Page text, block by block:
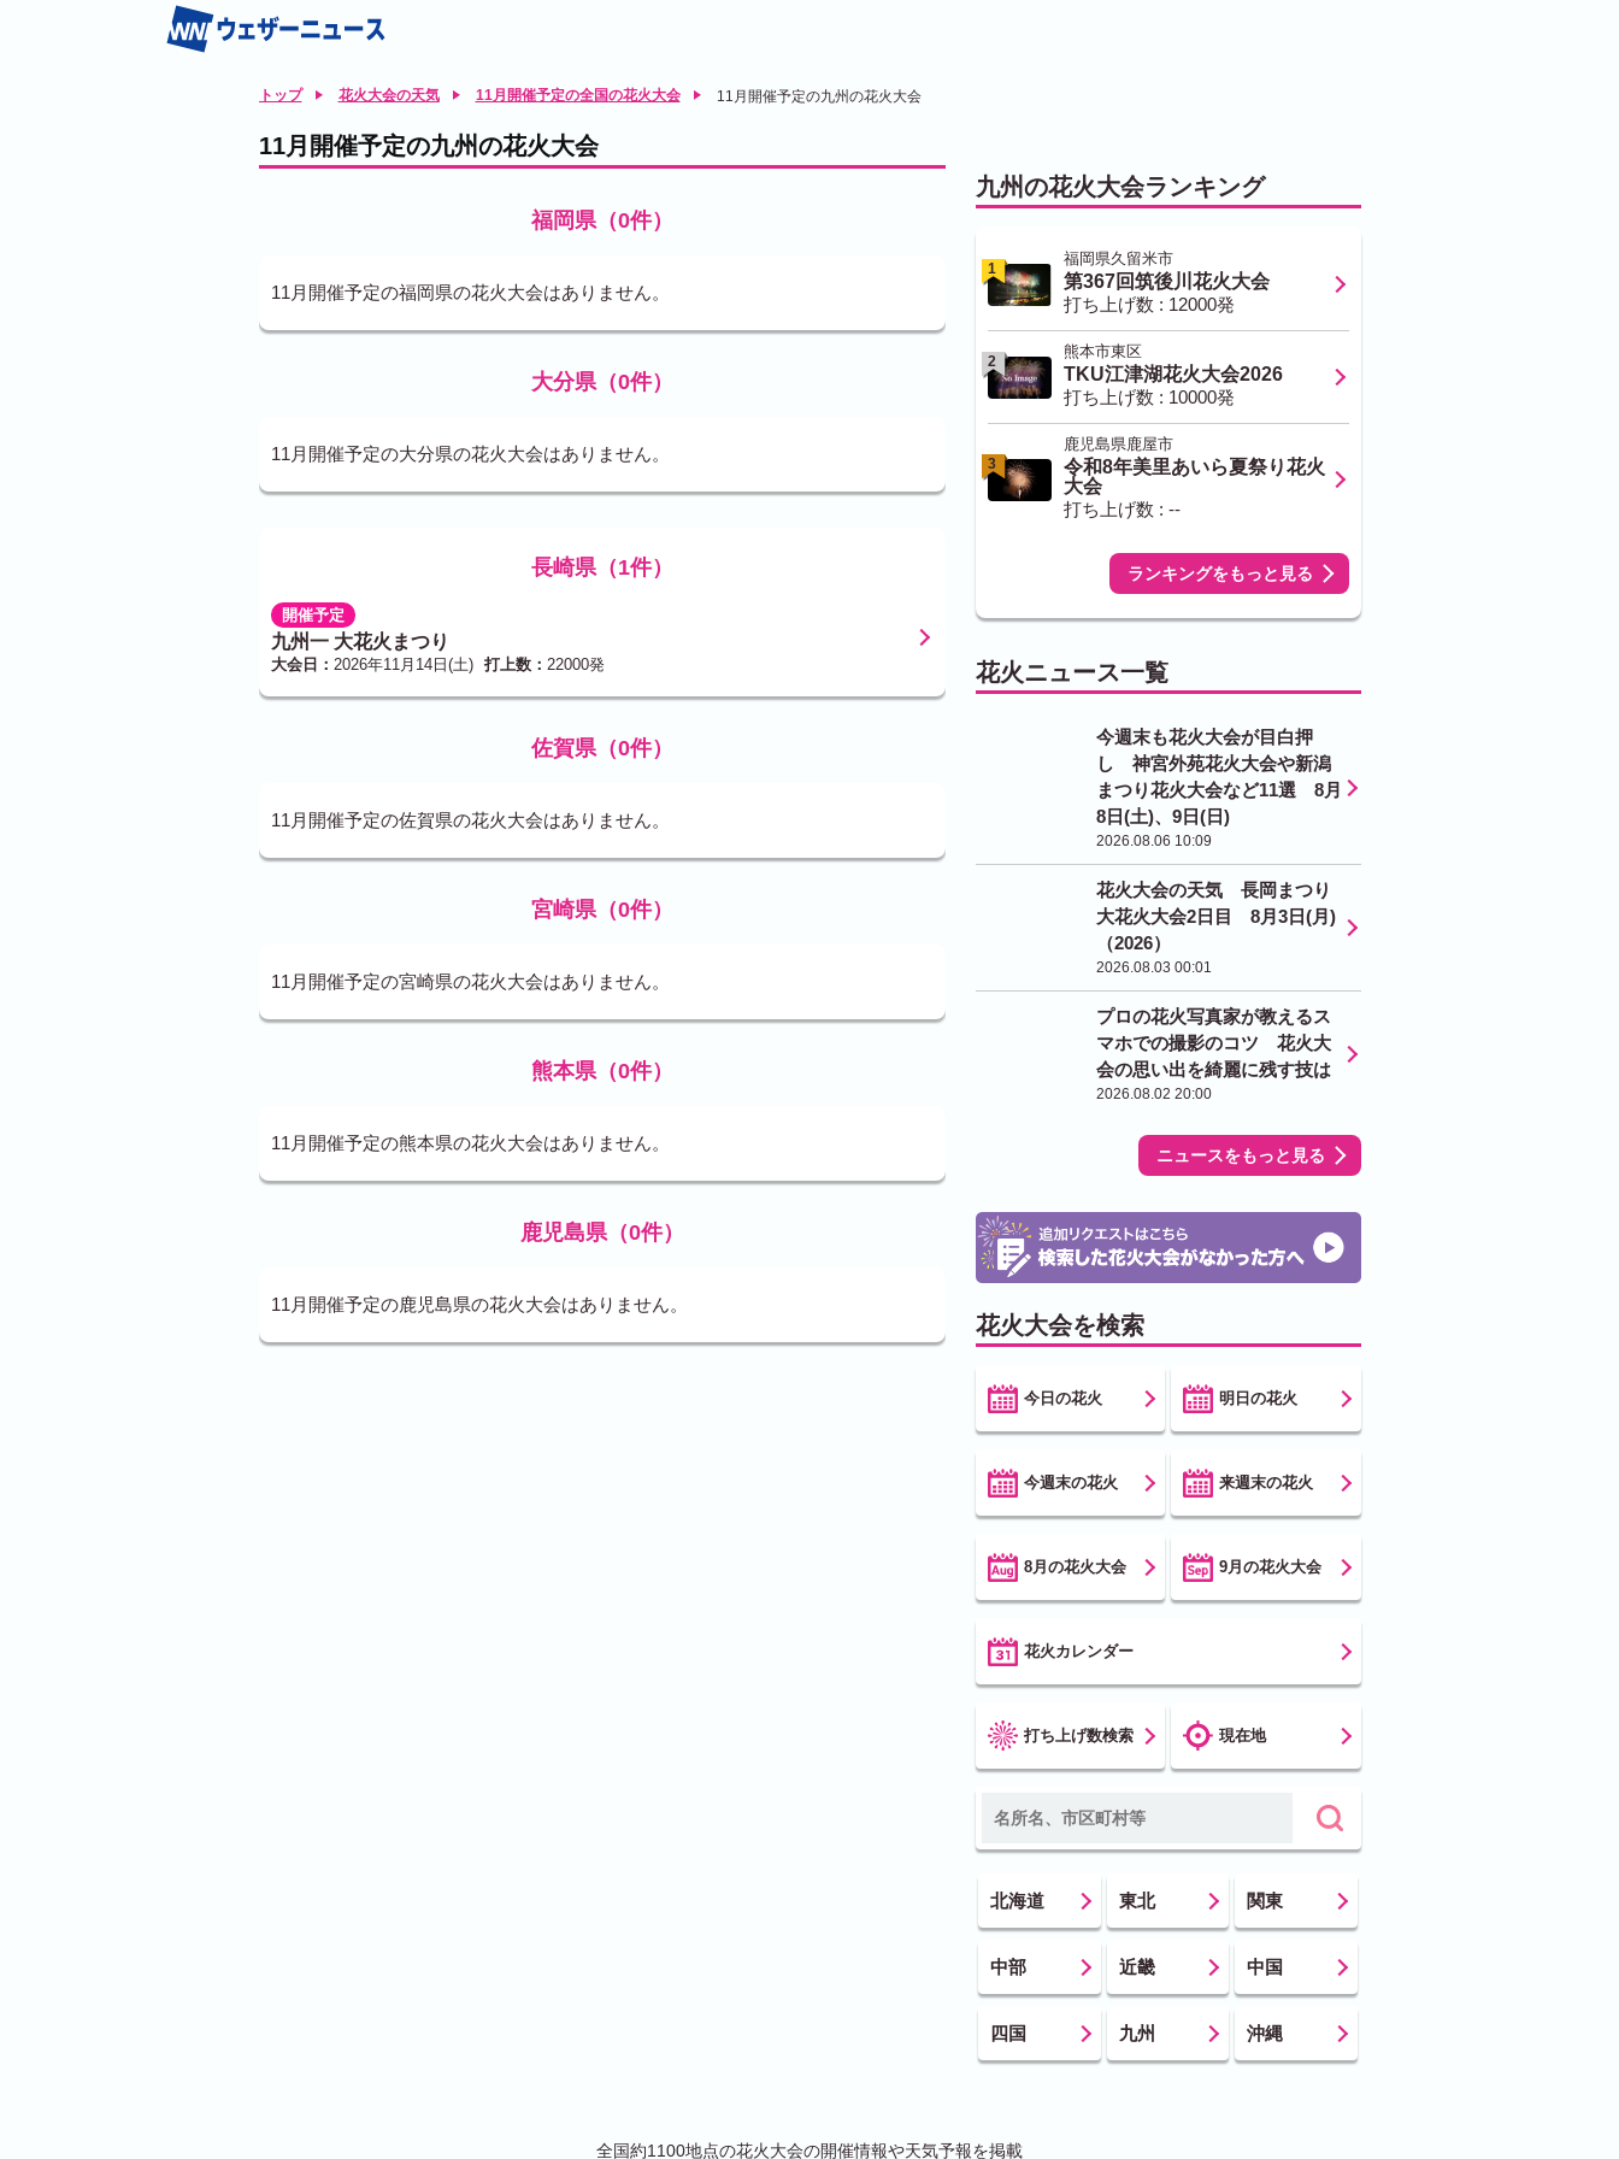
トップ 花火大会の天気 11月開催予定の全国の花火大会 11月開催予定の九州の花火大会
11月開催予定の九州の花火大会
福岡県（0件）
11月開催予定の福岡県の花火大会はありません。
大分県（0件）
11月開催予定の大分県の花火大会はありません。
長崎県（1件）
開催予定
九州一 大花火まつり
大会日： 2026年11月14日(土) 打上数： 22000発
佐賀県（0件）
11月開催予定の佐賀県の花火大会はありません。
宮崎県（0件）
11月開催予定の宮崎県の花火大会はありません。
熊本県（0件）
11月開催予定の熊本県の花火大会はありません。
鹿児島県（0件）
11月開催予定の鹿児島県の花火大会はありません。
九州の花火大会ランキング
1
福岡県久留米市
第367回筑後川花火大会
打ち上げ数 : 12000発
2
熊本市東区
TKU江津湖花火大会2026
打ち上げ数 : 10000発
3
鹿児島県鹿屋市
令和8年美里あいら夏祭り花火
大会
打ち上げ数 : --
ランキングをもっと見る
花火ニュース一覧
今週末も花火大会が目白押
し 神宮外苑花火大会や新潟
まつり花火大会など11選 8月
8日(土)、9日(日)
2026.08.06 10:09
花火大会の天気 長岡まつり
大花火大会2日目 8月3日(月)
（2026）
2026.08.03 00:01
プロの花火写真家が教えるス
マホでの撮影のコツ 花火大
会の思い出を綺麗に残す技は
2026.08.02 20:00
ニュースをもっと見る
花火大会を検索
今日の花火 明日の花火
今週末の花火 来週末の花火
8月の花火大会 9月の花火大会
花火カレンダー
打ち上げ数検索 現在地
北海道 東北 関東
中部 近畿 中国
四国 九州 沖縄
全国約1100地点の花火大会の開催情報や天気予報を掲載